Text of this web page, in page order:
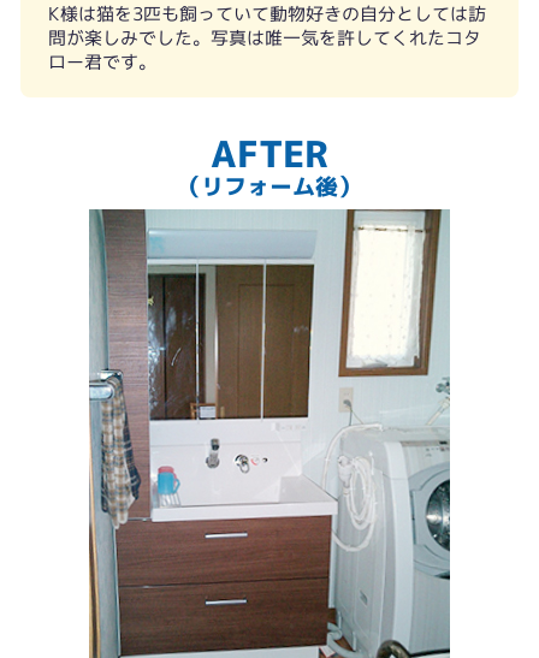
K様は猫を3匹も飼っていて動物好きの自分としては訪
問が楽しみでした。写真は唯一気を許してくれたコタ
ロー君です。
AFTER
（リフォーム後）